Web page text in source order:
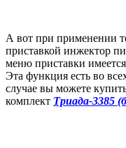
А вот при применении
приставкой инжектор
меню приставки
Эта функция есть во
случае вы можете
комплект Триада-3385